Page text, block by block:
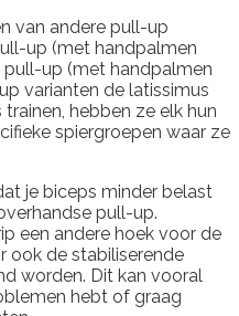
van andere pull-up
up (met handpalmen
pull-up (met handpalmen
varianten de latissimus
hebben ze elk hun
spiergroepen waar ze
je biceps minder belast
pull-up.
een andere hoek voor de
ook de stabiliserende
worden. Dit kan vooral
hebt of graag